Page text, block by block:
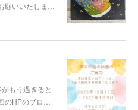
願いいたしま…
もう過ぎると
のHPのブロ…